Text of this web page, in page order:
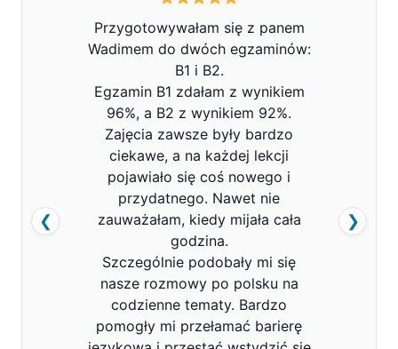
Przygotowywałam się z panem
Wadimem do dwóch egzaminów:
B1 i B2.
Egzamin B1 zdałam z wynikiem
96%, a B2 z wynikiem 92%.
Zajęcia zawsze były bardzo
ciekawe, a na każdej lekcji
pojawiało się coś nowego i
przydatnego. Nawet nie
zauważałam, kiedy mijała cała
godzina.
Szczególnie podobały mi się
nasze rozmowy po polsku na
codzienne tematy. Bardzo
pomogły mi przełamać barierę
❮ ❯